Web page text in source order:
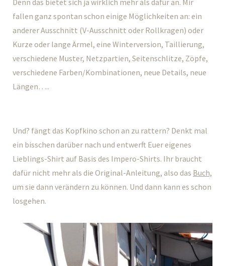
Denn das bietet sich ja wirklich mehr als dafür an. Mir
fallen ganz spontan schon einige Möglichkeiten an: ein
anderer Ausschnitt (V-Ausschnitt oder Rollkragen) oder
Kurze oder lange Ärmel, eine Winterversion, Taillierung,
verschiedene Muster, Netzpartien, Seitenschlitze, Zöpfe,
verschiedene Farben/Kombinationen, neue Details, neue
Längen…..
Und? fängt das Kopfkino schon an zu rattern? Denkt mal
ein bisschen darüber nach und entwerft Euer eigenes
Lieblings-Shirt auf Basis des Impero-Shirts. Ihr braucht
dafür nicht mehr als die Original-Anleitung, also das Buch,
um sie dann verändern zu können. Und dann kann es schon
losgehen.